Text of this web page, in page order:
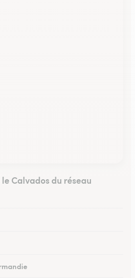
Calvados du réseau